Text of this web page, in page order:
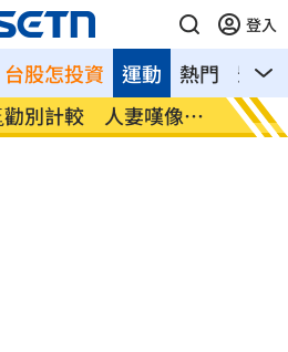
登入
台股怎投資 熱門 影音
運動
勸別計較 人妻嘆像台
新／
報